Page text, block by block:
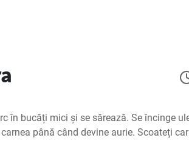
în bucăți mici și se sărează. Se încinge
până când devine aurie. Scoateți